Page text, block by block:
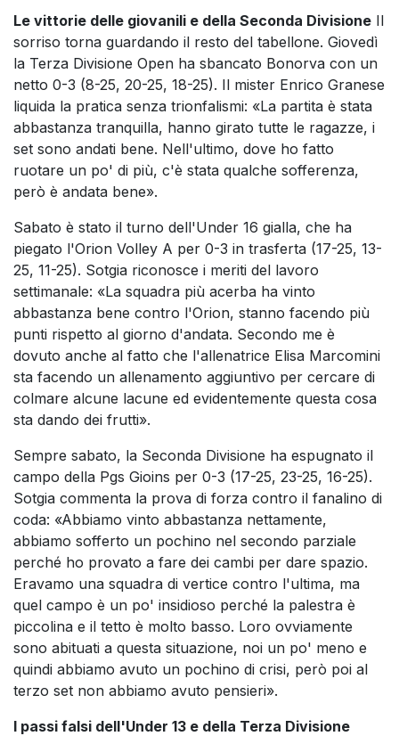
Le vittorie delle giovanili e della Seconda Divisione Il
sorriso torna guardando il resto del tabellone. Giovedì
la Terza Divisione Open ha sbancato Bonorva con un
netto 0-3 (8-25, 20-25, 18-25). Il mister Enrico Granese
liquida la pratica senza trionfalismi: «La partita è stata
abbastanza tranquilla, hanno girato tutte le ragazze, i
set sono andati bene. Nell'ultimo, dove ho fatto
ruotare un po' di più, c'è stata qualche sofferenza,
però è andata bene».
Sabato è stato il turno dell'Under 16 gialla, che ha
piegato l'Orion Volley A per 0-3 in trasferta (17-25, 13-
25, 11-25). Sotgia riconosce i meriti del lavoro
settimanale: «La squadra più acerba ha vinto
abbastanza bene contro l'Orion, stanno facendo più
punti rispetto al giorno d'andata. Secondo me è
dovuto anche al fatto che l'allenatrice Elisa Marcomini
sta facendo un allenamento aggiuntivo per cercare di
colmare alcune lacune ed evidentemente questa cosa
sta dando dei frutti».
Sempre sabato, la Seconda Divisione ha espugnato il
campo della Pgs Gioins per 0-3 (17-25, 23-25, 16-25).
Sotgia commenta la prova di forza contro il fanalino di
coda: «Abbiamo vinto abbastanza nettamente,
abbiamo sofferto un pochino nel secondo parziale
perché ho provato a fare dei cambi per dare spazio.
Eravamo una squadra di vertice contro l'ultima, ma
quel campo è un po' insidioso perché la palestra è
piccolina e il tetto è molto basso. Loro ovviamente
sono abituati a questa situazione, noi un po' meno e
quindi abbiamo avuto un pochino di crisi, però poi al
terzo set non abbiamo avuto pensieri».
I passi falsi dell'Under 13 e della Terza Divisione